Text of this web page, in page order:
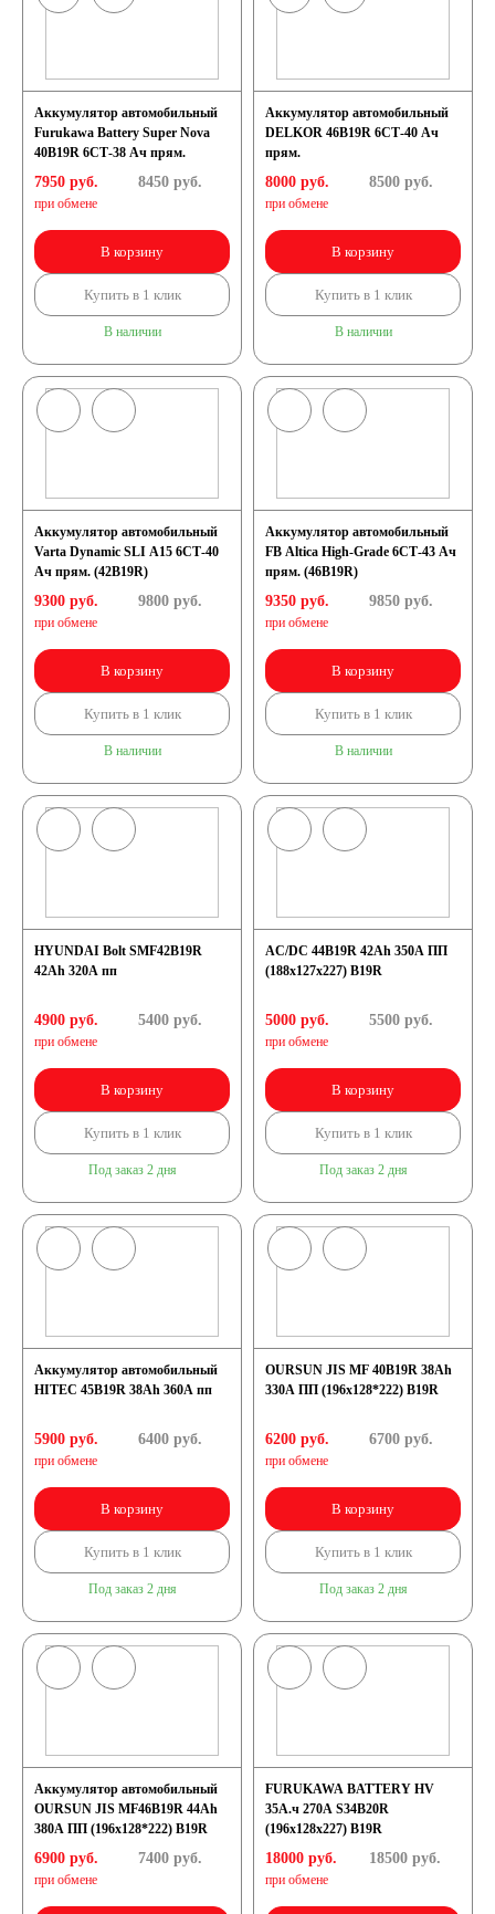
80 А/ч
90 А/ч 92 А/ч
96 А/ч
98 А/ч
грузовых
автомобилей
100 А/ч
105 А/ч
106 А/ч
132 А/ч
140 А/ч
145 А/ч
150 А/ч
180 А/ч
200 А/ч
210 А/ч
225 А/ч
230 А/ч
Аккумулятор автомобильный
Furukawa Battery Super Nova
40B19R 6СТ-38 Ач прям.
7950 руб.
при обмене
8450руб.
В корзину
Купить в 1 клик
В наличии
Аккумулятор автомобильный
DELKOR 46B19R 6СТ-40 Ач
прям.
8000 руб.
при обмене
8500руб.
В корзину
Купить в 1 клик
В наличии
Аккумулятор автомобильный
Varta Dynamic SLI A15 6СТ-40
Ач прям. (42B19R)
9300 руб.
при обмене
9800руб.
В корзину
Купить в 1 клик
В наличии
Аккумулятор автомобильный
FB Altica High-Grade 6СТ-43 Ач
прям. (46B19R)
9350 руб.
при обмене
9850руб.
В корзину
Купить в 1 клик
В наличии
HYUNDAI Bolt SMF42B19R
42Ah 320A пп
4900 руб.
при обмене
5400руб.
В корзину
Купить в 1 клик
Под заказ 2 дня
AC/DC 44B19R 42Ah 350A ПП
(188x127x227) B19R
5000 руб.
при обмене
5500руб.
В корзину
Купить в 1 клик
Под заказ 2 дня
Аккумулятор автомобильный
HITEC 45B19R 38Ah 360A пп
5900 руб.
при обмене
6400руб.
В корзину
Купить в 1 клик
Под заказ 2 дня
OURSUN JIS MF 40B19R 38Ah
330A ПП (196х128*222) B19R
6200 руб.
при обмене
6700руб.
В корзину
Купить в 1 клик
Под заказ 2 дня
Аккумулятор автомобильный
OURSUN JIS MF46B19R 44Ah
380A ПП (196х128*222) B19R
6900 руб.
при обмене
7400руб.
FURUKAWA BATTERY HV
35А.ч 270А S34B20R
(196x128x227) B19R
18000 руб.
при обмене
18500руб.